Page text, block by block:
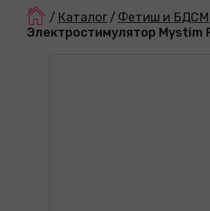
/ Каталог/ Фетиш и БДСМ
Электростимулятор Mystim